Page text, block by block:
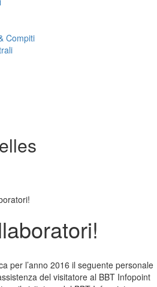
Compiti
per l’anno 2016 il seguente personale
del visitatore al BBT Infopoint